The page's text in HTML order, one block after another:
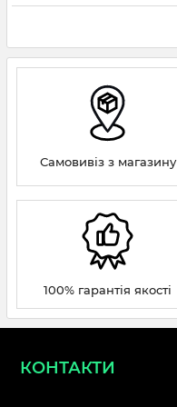
Самовивіз з магазину
100% гарантія якості
КОНТАКТИ